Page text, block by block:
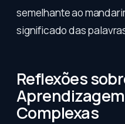
semelhante ao
significado das
Reflexões
Complexas